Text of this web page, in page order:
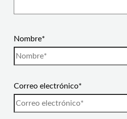
Nombre*
Correo electrónico*